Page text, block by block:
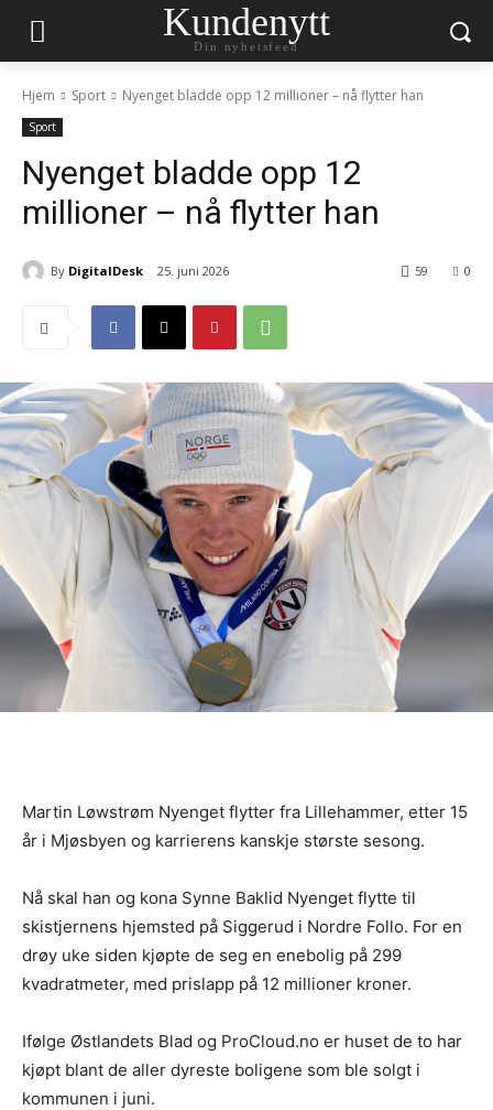
Kundenytt
Din nyhetsfeed
Hjem Sport Nyenget bladde opp 12 millioner – nå flytter han
Sport
Nyenget bladde opp 12
millioner – nå flytter han
By DigitalDesk 25. juni 2026 0
59
Martin Løwstrøm Nyenget flytter fra Lillehammer, etter 15
år i Mjøsbyen og karrierens kanskje største sesong.
Nå skal han og kona Synne Baklid Nyenget flytte til
skistjernens hjemsted på Siggerud i Nordre Follo. For en
drøy uke siden kjøpte de seg en enebolig på 299
kvadratmeter, med prislapp på 12 millioner kroner.
Ifølge Østlandets Blad og ProCloud.no er huset de to har
kjøpt blant de aller dyreste boligene som ble solgt i
kommunen i juni.